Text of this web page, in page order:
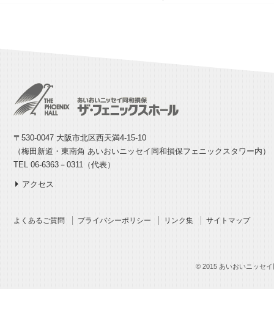
〒530-0047 大阪市北区西天満4-15-10
（梅田新道・東南角 あいおいニッセイ同和損保フェニックスタワー内）
TEL 06-6363－0311（代表）
アクセス
よくあるご質問 プライバシーポリシー リンク集 サイトマップ
© 2015 あいおいニッセ